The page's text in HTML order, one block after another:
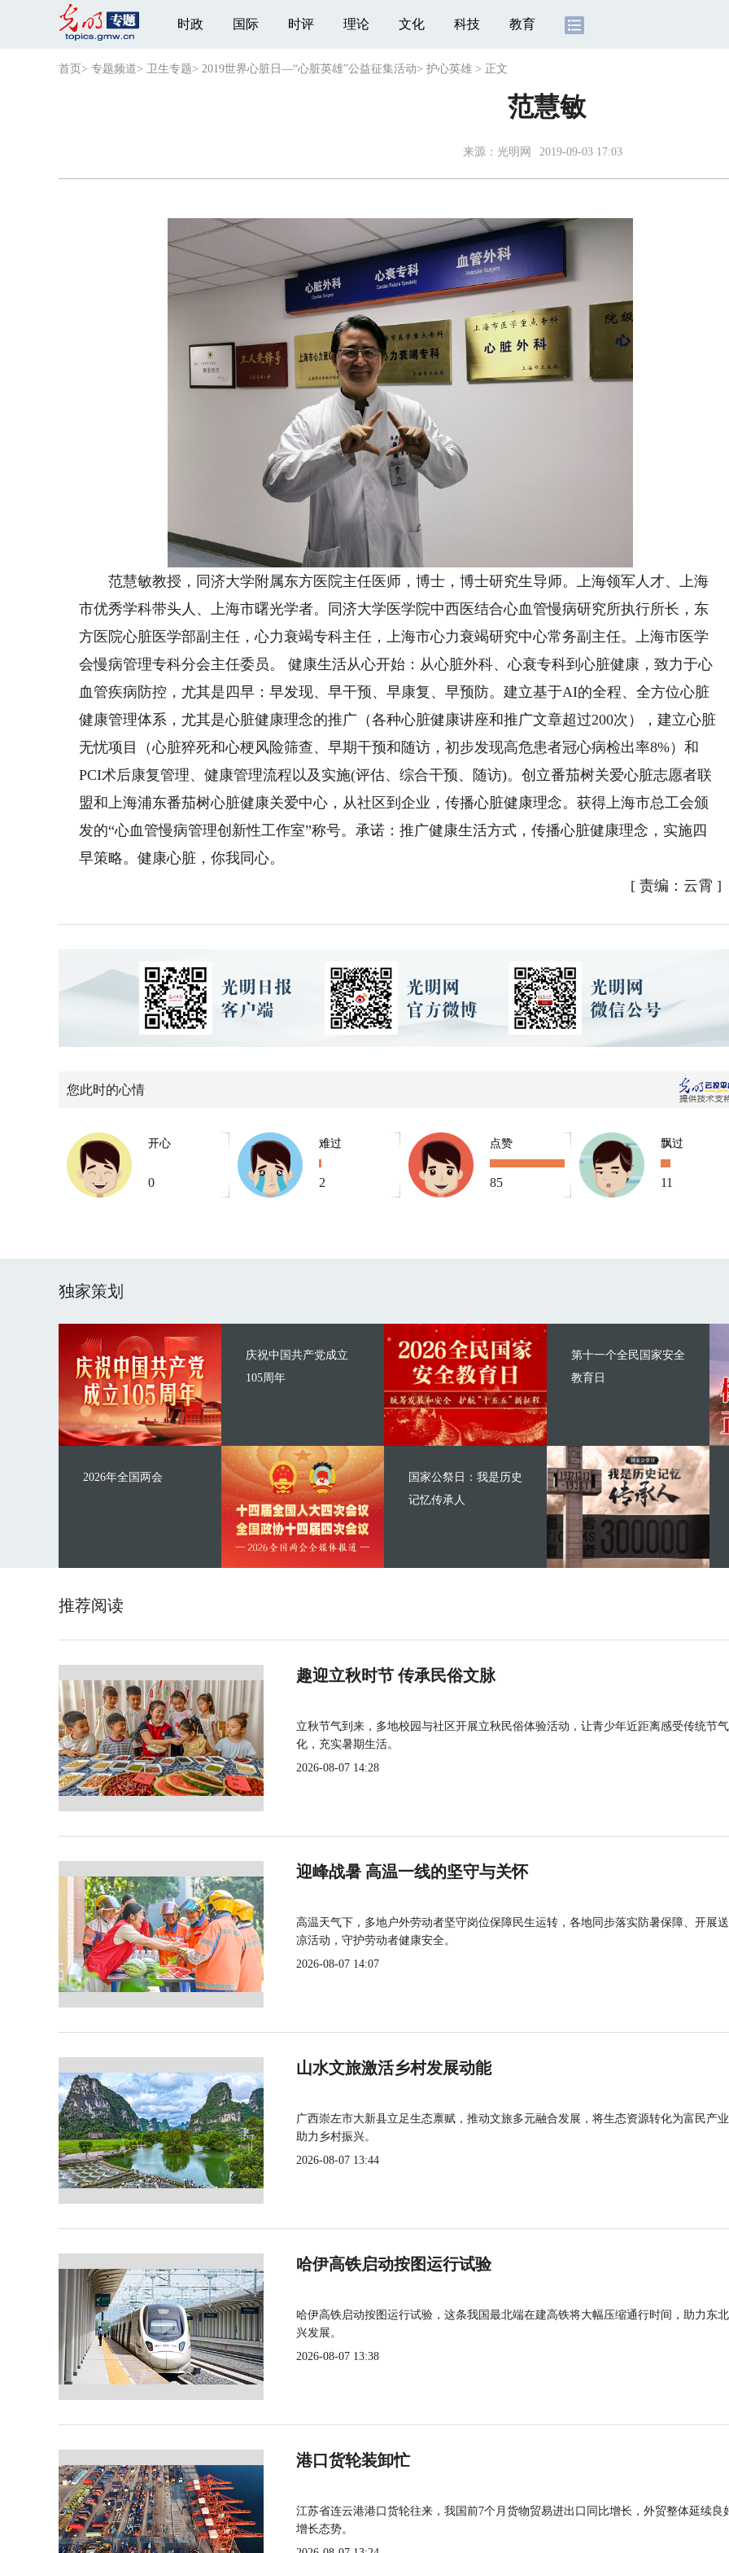
时政 国际 时评 理论 文化 科技 教育
首页 > 专题频道> 卫生专题> 2019世界心脏日—“心脏英雄”公益征集活动> 护心英雄 > 正文
范慧敏
来源：光明网 2019-09-03 17:03
范慧敏教授，同济大学附属东方医院主任医师，博士，博士研究生导师。上海领军人才、上海
市优秀学科带头人、上海市曙光学者。同济大学医学院中西医结合心血管慢病研究所执行所长，东
方医院心脏医学部副主任，心力衰竭专科主任，上海市心力衰竭研究中心常务副主任。上海市医学
会慢病管理专科分会主任委员。 健康生活从心开始：从心脏外科、心衰专科到心脏健康，致力于心
血管疾病防控，尤其是四早：早发现、早干预、早康复、早预防。建立基于AI的全程、全方位心脏
健康管理体系，尤其是心脏健康理念的推广（各种心脏健康讲座和推广文章超过200次），建立心脏
无忧项目（心脏猝死和心梗风险筛查、早期干预和随访，初步发现高危患者冠心病检出率8%）和
PCI术后康复管理、健康管理流程以及实施(评估、综合干预、随访)。创立番茄树关爱心脏志愿者联
盟和上海浦东番茄树心脏健康关爱中心，从社区到企业，传播心脏健康理念。获得上海市总工会颁
发的“心血管慢病管理创新性工作室”称号。承诺：推广健康生活方式，传播心脏健康理念，实施四
早策略。健康心脏，你我同心。
[ 责编：云霄 ]
您此时的心情
开心
0
难过
2
点赞
85
飘过
11
独家策划
庆祝中国共产党成立
105周年
2026年全国两会
第十一个全民国家安全
教育日
国家公祭日：我是历史
记忆传承人
推荐阅读
趣迎立秋时节 传承民俗文脉
立秋节气到来，多地校园与社区开展立秋民俗体验活动，让青少年近距离感受传统节
化，充实暑期生活。
2026-08-07 14:28
迎峰战暑 高温一线的坚守与关怀
高温天气下，多地户外劳动者坚守岗位保障民生运转，各地同步落实防暑保障、开展
凉活动，守护劳动者健康安全。
2026-08-07 14:07
山水文旅激活乡村发展动能
广西崇左市大新县立足生态禀赋，推动文旅多元融合发展，将生态资源转化为富民产
助力乡村振兴。
2026-08-07 13:44
哈伊高铁启动按图运行试验
哈伊高铁启动按图运行试验，这条我国最北端在建高铁将大幅压缩通行时间，助力东
兴发展。
2026-08-07 13:38
港口货轮装卸忙
江苏省连云港港口货轮往来，我国前7个月货物贸易进出口同比增长，外贸整体延续良
增长态势。